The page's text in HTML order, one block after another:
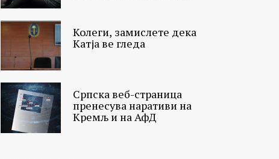
Колеги, замислете дека
Катја ве гледа
Српска веб-страница
пренесува наративи на
Кремљ и на АфД